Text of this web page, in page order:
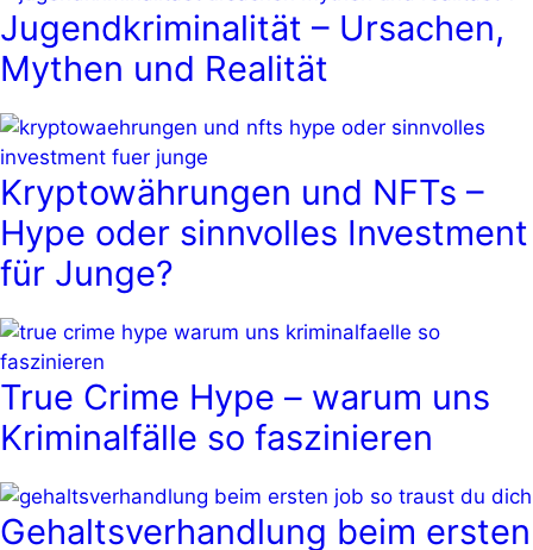
Jugendkriminalität – Ursachen,
Mythen und Realität
Kryptowährungen und NFTs –
Hype oder sinnvolles Investment
für Junge?
True Crime Hype – warum uns
Kriminalfälle so faszinieren
Gehaltsverhandlung beim ersten